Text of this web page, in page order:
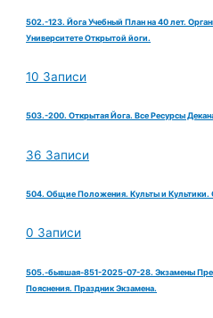
502.-123. Йога Учебный План на 40 лет.
Университете Открытой йоги.
10 Записи
503.-200. Открытая Йога. Все Ресурсы
36 Записи
504. Общие Положения. Культы и Культики.
0 Записи
505.-бывшая-851-2025-07-28. Экзамены
Пояснения. Праздник Экзамена.